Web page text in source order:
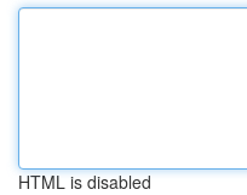
HTML is disabled